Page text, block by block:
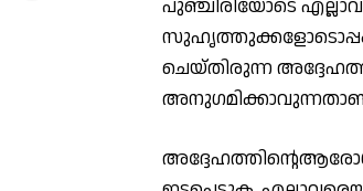
പുഞ്ചിരിയോടെ
സുഹൃത്തുക്കളോടൊപ്പം
ചെയ്‌തിരുന്ന